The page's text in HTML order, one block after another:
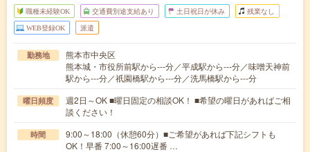
職種未経験OK 交通費別途支給あり 土日祝日が休み 残業なし
WEB登録OK 派遣
勤務地
熊本市中央区
熊本城・市役所前駅から---分／平成駅から---分／味噌天神前
駅から---分／祇園橋駅から---分／洗馬橋駅から---分
曜日頻度
週2日～OK ■曜日固定の相談OK！ ■希望の曜日があればご相
談ください！
時間
9:00～18:00（休憩60分）■ご希望があれば下記シフトも
OK！早番 7:00～16:00遅番 …